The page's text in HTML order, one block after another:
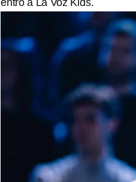
entró a La Voz Kids.